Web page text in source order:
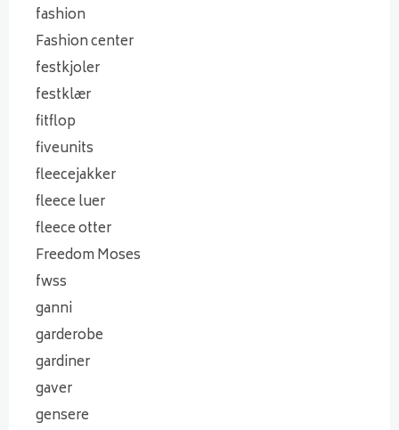
fashion
Fashion center
festkjoler
festklær
fitflop
fiveunits
fleecejakker
fleece luer
fleece otter
Freedom Moses
fwss
ganni
garderobe
gardiner
gaver
gensere